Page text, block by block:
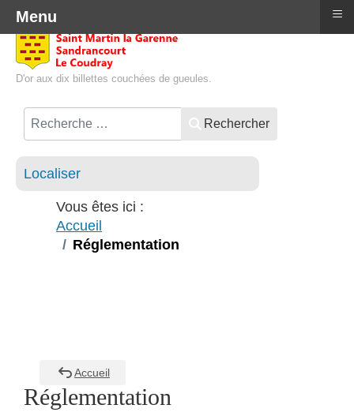
D'or aux dix billettes couchées de gueules.
Rechercher
Localiser
Vous êtes ici :
Accueil
Réglementation
Accueil
Réglementation
Menu ≡